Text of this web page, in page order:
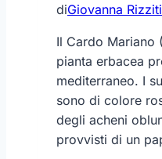
diGiovanna
Il Cardo Mariano
pianta erbacea
mediterraneo. I
sono di colore
degli acheni
provvisti di un